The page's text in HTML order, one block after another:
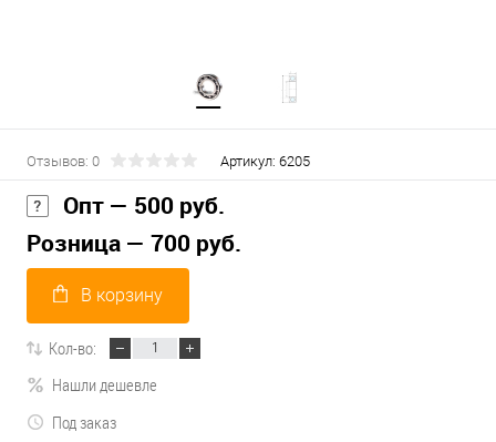
Отзывов: 0 Артикул: 6205
Опт — 500 руб.
Розница — 700 руб.
В корзину
Кол-во:
Нашли дешевле
Под заказ